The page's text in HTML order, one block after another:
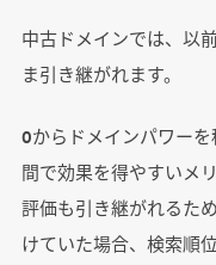
中古ドメインでは、以
ま引き継がれます。
0からドメインパワー
間で効果を得やすいメ
評価も引き継がれるた
けていた場合、検索順